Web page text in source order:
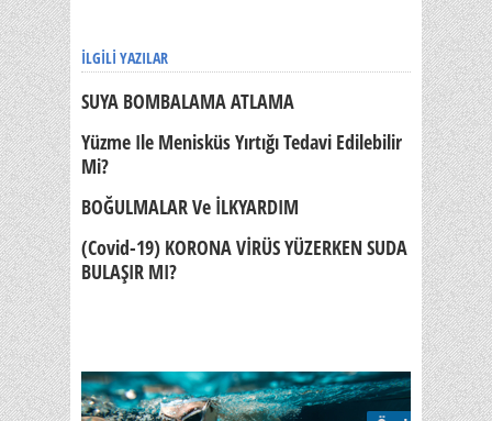
İLGILI YAZILAR
SUYA BOMBALAMA ATLAMA
Yüzme Ile Menisküs Yırtığı Tedavi Edilebilir
Mi?
BOĞULMALAR Ve İLKYARDIM
(Covid-19) KORONA VİRÜS YÜZERKEN SUDA
BULAŞIR MI?